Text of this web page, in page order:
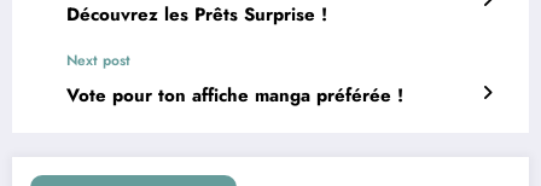
Découvrez les Prêts Surprise !
Next post
Vote pour ton affiche manga préférée !